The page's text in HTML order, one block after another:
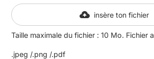
insère ton fichier
Taille maximale du fichier : 10 Mo. Fichier
.jpeg /.png /.pdf